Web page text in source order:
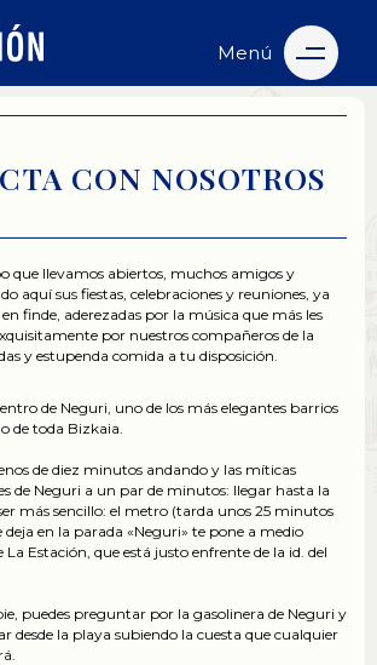
Menú
CON NOSOTROS
que llevamos abiertos, muchos amigos y
aquí sus fiestas, celebraciones y reuniones, ya
finde, aderezadas por la música que más les
por nuestros compañeros de la
y estupenda comida a tu disposición.
de Neguri, uno de los más elegantes barrios
de toda Bizkaia.
de diez minutos andando y las míticas
de Neguri a un par de minutos: llegar hasta la
más sencillo: el metro (tarda unos 25 minutos
deja en la parada «Neguri» te pone a medio
Estación, que está justo enfrente de la id. del
puedes preguntar por la gasolinera de Neguri y
desde la playa subiendo la cuesta que cualquier